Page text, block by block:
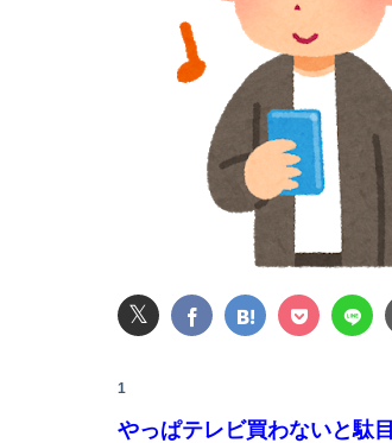
【悲報】中村敬斗、またも移
生理の予定が８月６日なんだ
【画像】マジで復活して欲し
レインボー池田、アナウンサー
【悲報】高市早苗に逆らった
ワイの職場の後輩女子、かわ
𝕏
1
やっぱテレビ買わないと駄